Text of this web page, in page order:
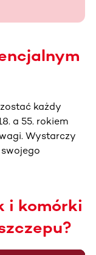
każdy
a 55. rokiem
Wystarczy
i komórki